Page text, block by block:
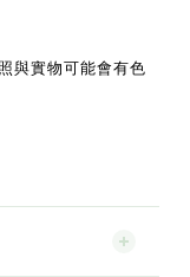
與實物可能會有色